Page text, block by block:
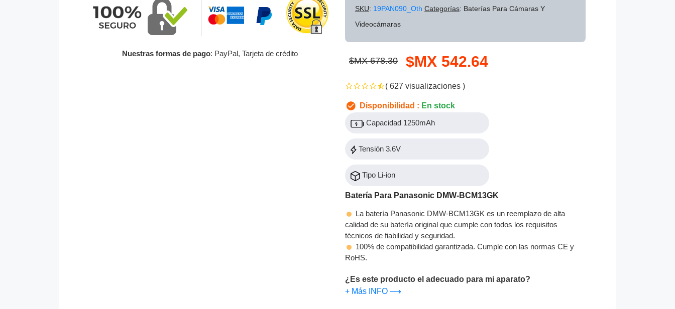
Nuestras formas de pago: PayPal, Tarjeta de crédito
SKU: 19PAN090_Oth Categorías: Baterías Para Cámaras Y
Videocámaras
$MX 678.30 $MX 542.64
( 627 visualizaciones )
Disponibilidad : En stock
Capacidad 1250mAh
Tensión 3.6V
Tipo Li-ion
Batería Para Panasonic DMW-BCM13GK
La batería Panasonic DMW-BCM13GK es un reemplazo de alta
calidad de su batería original que cumple con todos los requisitos
técnicos de fiabilidad y seguridad.
100% de compatibilidad garantizada. Cumple con las normas CE y
RoHS.
¿Es este producto el adecuado para mi aparato?
+ Más INFO ⟶